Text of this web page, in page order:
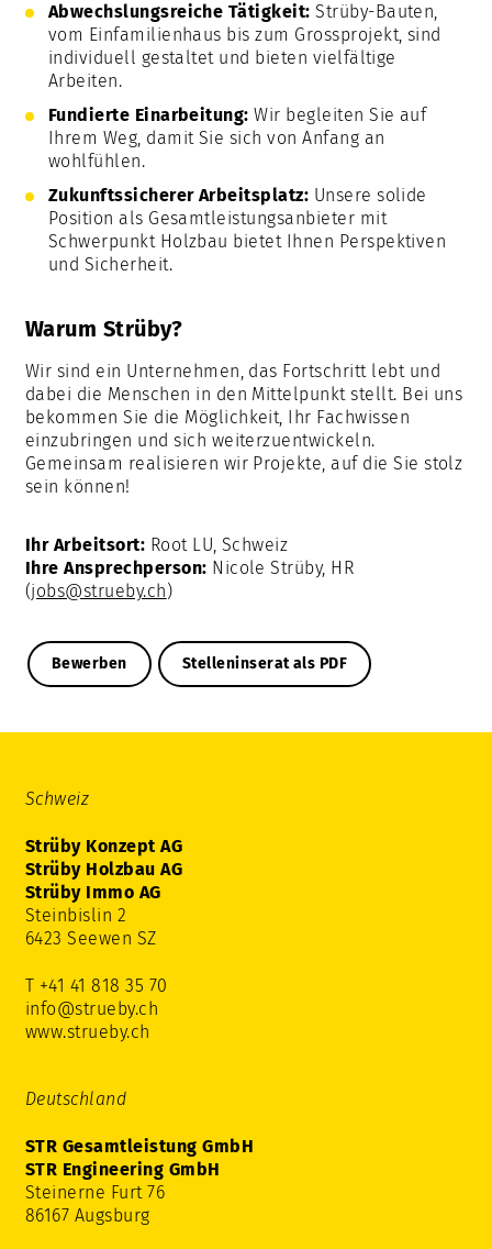
Abwechslungsreiche Tätigkeit: Strüby-Bauten,
vom Einfamilienhaus bis zum Grossprojekt, sind
individuell gestaltet und bieten vielfältige
Arbeiten.
Fundierte Einarbeitung: Wir begleiten Sie auf
Ihrem Weg, damit Sie sich von Anfang an
wohlfühlen.
Zukunftssicherer Arbeitsplatz: Unsere solide
Position als Gesamtleistungsanbieter mit
Schwerpunkt Holzbau bietet Ihnen Perspektiven
und Sicherheit.
Warum Strüby?
Wir sind ein Unternehmen, das Fortschritt lebt und
dabei die Menschen in den Mittelpunkt stellt. Bei uns
bekommen Sie die Möglichkeit, Ihr Fachwissen
einzubringen und sich weiterzuentwickeln.
Gemeinsam realisieren wir Projekte, auf die Sie stolz
sein können!
Ihr Arbeitsort: Root LU, Schweiz
Ihre Ansprechperson: Nicole Strüby, HR
(jobs@strueby.ch)
Bewerben Stelleninserat als PDF
Schweiz
Strüby Konzept AG
Strüby Holzbau AG
Strüby Immo AG
Steinbislin 2
6423 Seewen SZ
T +41 41 818 35 70
info@strueby.ch
www.strueby.ch
Deutschland
STR Gesamtleistung GmbH
STR Engineering GmbH
Steinerne Furt 76
86167 Augsburg